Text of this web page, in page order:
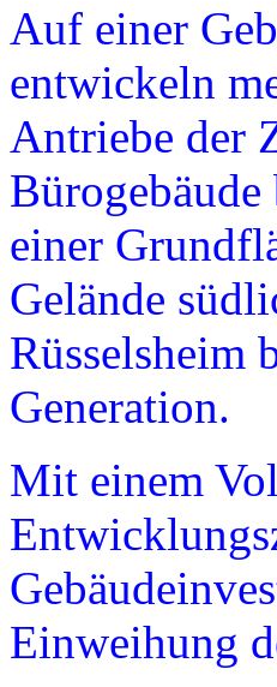
Auf einer
entwickeln
Antriebe der
einer
Gelände
Rüsselsheim
Generation.
Mit einem
Einweihung